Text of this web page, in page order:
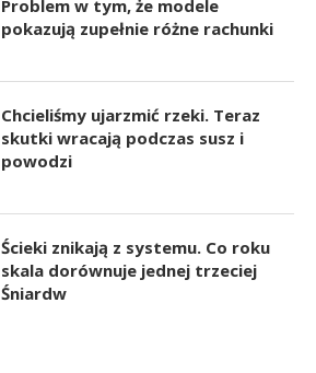
Problem w tym, że modele
pokazują zupełnie różne rachunki
Chcieliśmy ujarzmić rzeki. Teraz
skutki wracają podczas susz i
powodzi
Ścieki znikają z systemu. Co roku
skala dorównuje jednej trzeciej
Śniardw